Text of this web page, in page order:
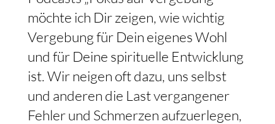
möchte ich Dir zeigen, wie wichtig
Vergebung für Dein eigenes Wohl
und für Deine spirituelle Entwicklung
ist. Wir neigen oft dazu, uns selbst
und anderen die Last vergangener
Fehler und Schmerzen aufzuerlegen,